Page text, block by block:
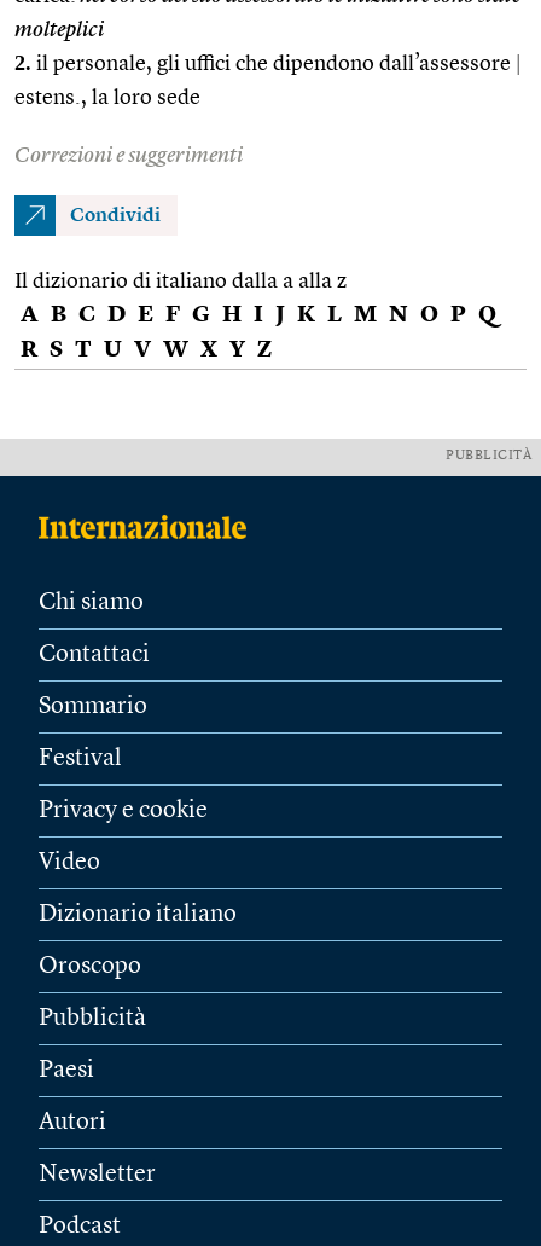
molteplici
2. il personale, gli uffici che dipendono dall’assessore
estens., la loro sede
Correzioni e suggerimenti
Condividi
Il dizionario di italiano dalla a alla z
A B C D E F G H I J K L M N O P Q
R S T U V W X Y Z
PUBBLICITÀ
Chi siamo
Contattaci
Sommario
Festival
Privacy e cookie
Video
Dizionario italiano
Oroscopo
Pubblicità
Paesi
Autori
Newsletter
Podcast